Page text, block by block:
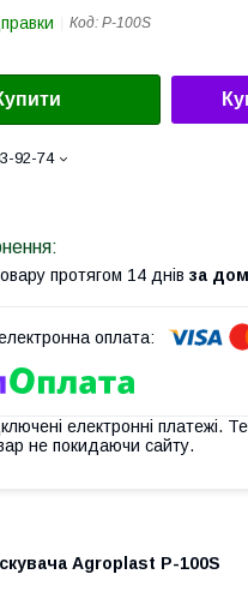
Код: P-100S
92-74
протягом 14 днів за
електронні платежі.
не покидаючи сайту.
Agroplast P-100S